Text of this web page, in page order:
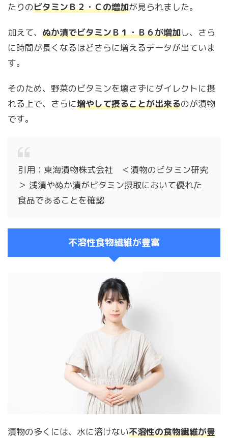
たりのビタミンＢ２・Ｃの増加が見られました。
加えて、 ぬか漬でビタミンＢ１・Ｂ６が増加し、さら
に時間が長くなるほどさらに増えるデータが出ていま
す。
そのため、野菜のビタミンを壊さずにダイレクトに摂
れる上で、さらに増やして摂ることが出来るのが漬物
です。
引用：東海漬物株式会社 ＜漬物のビタミン研究
＞ 浅漬やぬか漬がビタミン摂取において優れた
食品であることを確認
不溶性食物繊維が豊富
漬物の多くには、水に溶けない不溶性の食物繊維が豊